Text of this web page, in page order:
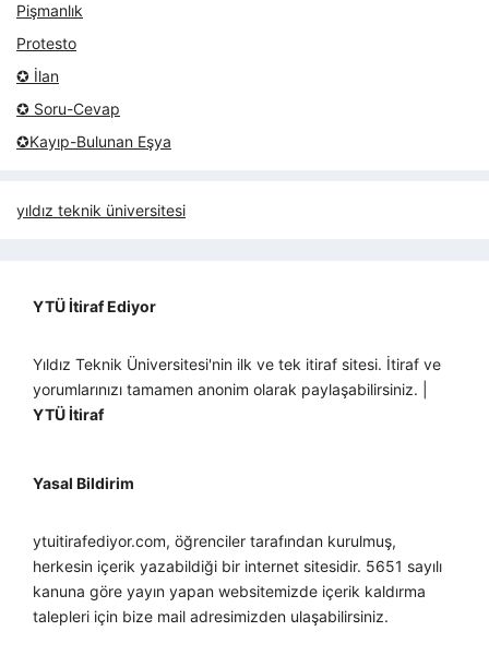
Pişmanlık
Protesto
✪ İlan
✪ Soru-Cevap
✪Kayıp-Bulunan Eşya
yıldız teknik üniversitesi
YTÜ İtiraf Ediyor
Yıldız Teknik Üniversitesi'nin ilk ve tek itiraf sitesi. İtiraf ve
yorumlarınızı tamamen anonim olarak paylaşabilirsiniz. |
YTÜ İtiraf
Yasal Bildirim
ytuitirafediyor.com, öğrenciler tarafından kurulmuş,
herkesin içerik yazabildiği bir internet sitesidir. 5651 sayılı
kanuna göre yayın yapan websitemizde içerik kaldırma
talepleri için bize mail adresimizden ulaşabilirsiniz.